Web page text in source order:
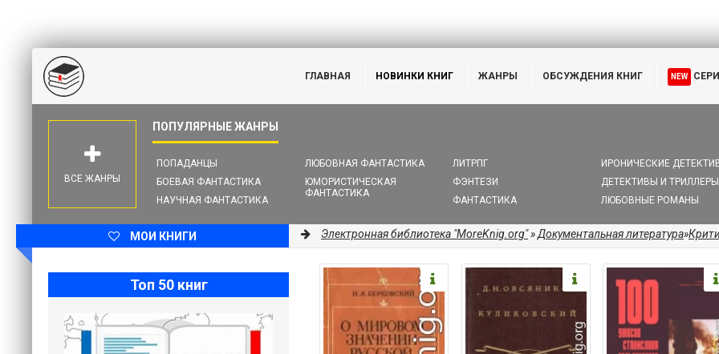
ГЛАВНАЯ НОВИНКИ КНИГ ЖАНРЫ ОБСУЖДЕНИЯ КНИГ NEW
ПОПАДАНЦЫ
БОЕВАЯ ФАНТАСТИКА
НАУЧНАЯ ФАНТАСТИКА
ЛЮБОВНАЯ ФАНТАСТИКА
ЮМОРИСТИЧЕСКАЯ
ФАНТАСТИКА
ЛИТРПГ
ФЭНТЕЗИ
ФАНТАСТИКА
ИРОНИЧЕСКИЕ
ДЕТЕКТИВЫ И ТРИЛЛЕРЫ
ЛЮБОВНЫЕ РОМАНЫ
ВСЕ ЖАНРЫ
МОИ КНИГИ Электронная библиотека "MoreKnig.org"»Документальная литература»
Топ 50 книг